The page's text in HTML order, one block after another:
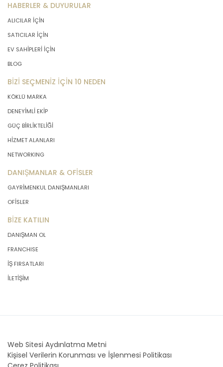
HABERLER & DUYURULAR
ALICILAR İÇİN
SATICILAR İÇİN
EV SAHİPLERİ İÇİN
BLOG
BİZİ SEÇMENİZ İÇİN 10 NEDEN
KÖKLÜ MARKA
DENEYİMLİ EKİP
GÜÇ BİRLİKTELİĞİ
HİZMET ALANLARI
NETWORKING
DANIŞMANLAR & OFİSLER
GAYRİMENKUL DANIŞMANLARI
OFİSLER
BİZE KATILIN
DANIŞMAN OL
FRANCHISE
İŞ FIRSATLARI
İLETİŞİM
Web Sitesi Aydınlatma Metni
Kişisel Verilerin Korunması ve İşlenmesi Politikası